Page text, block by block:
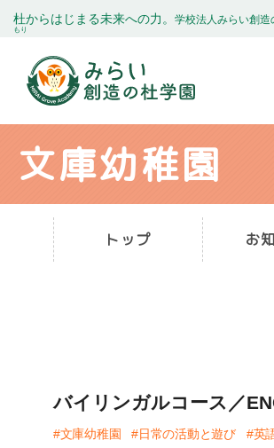
杜
もり
からはじまる未来への力。 学校法人みらい創造
文庫幼稚園
トップ お
バイリンガルコース／
#文庫幼稚園 #日常の活動と遊び #英